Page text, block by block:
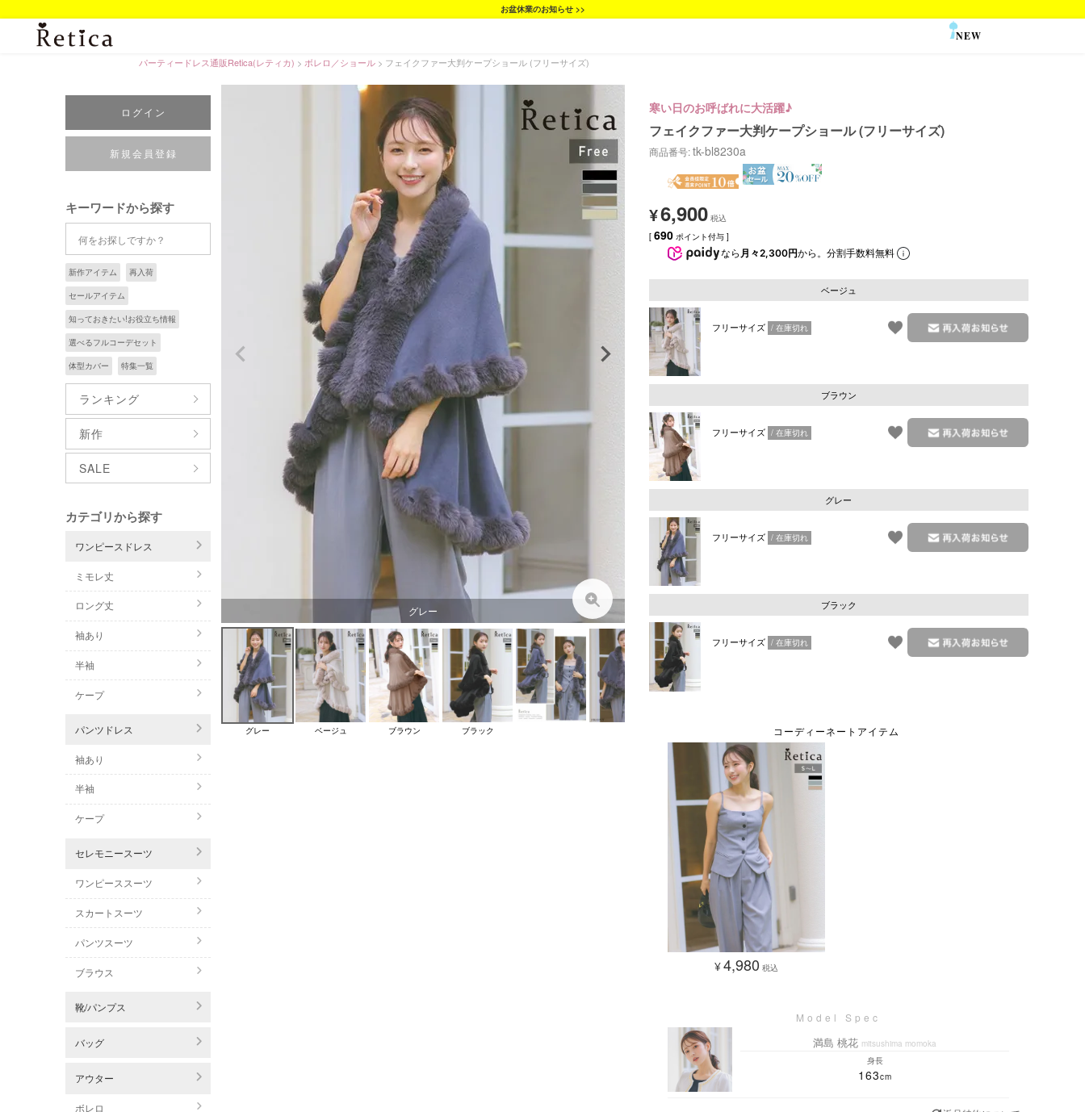
お盆休業のお知らせ >>
NEW
パーティードレス通販Retica(レティカ) ボレロ／ショール フェイクファー大判ケープショール (フリーサイズ)
ログイン
新規会員登録
キーワードから探す
新作アイテム 再入荷
セールアイテム
知っておきたい!お役立ち情報
選べるフルコーデセット
体型カバー 特集一覧
ランキング
新作
SALE
カテゴリから探す
ワンピースドレス
ミモレ丈
ロング丈
袖あり
半袖
ケープ
パンツドレス
袖あり
半袖
ケープ
セレモニースーツ
ワンピーススーツ
スカートスーツ
パンツスーツ
ブラウス
靴/パンプス
バッグ
アウター
ボレロ
グレー ベージュ
グレー ベージュ ブラウン ブラック
寒い日のお呼ばれに大活躍♪
フェイクファー大判ケープショール (フリーサイズ)
商品番号 tk-bl8230a
¥6,900
[ 690 ポイント付与 ]
なら 月々2,300円から。分割手数料無料
ベージュ
フリーサイズ 在庫切れ
ブラウン
フリーサイズ 在庫切れ
グレー
フリーサイズ 在庫切れ
ブラック
フリーサイズ 在庫切れ
¥4,980 税込
満島 桃花 mitsushima momoka
身長
163